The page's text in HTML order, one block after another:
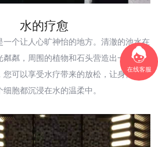
在线客服
水的疗愈
一个让人心旷神怡的地方。清澈的池水在
粼，周围的植物和石头营造出一种宁静
您可以享受水疗带来的放松，让身体的每
细胞都沉浸在水的温柔中。